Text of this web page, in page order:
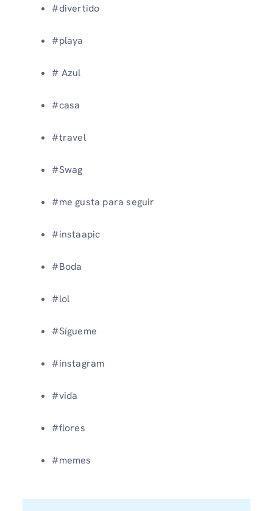
#divertido
#playa
# Azul
#casa
#travel
#Swag
#me gusta para seguir
#instaapic
#Boda
#lol
#Sígueme
#instagram
#vida
#flores
#memes